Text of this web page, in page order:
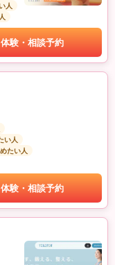
人
体験・相談予約
い人
たい人
体験・相談予約